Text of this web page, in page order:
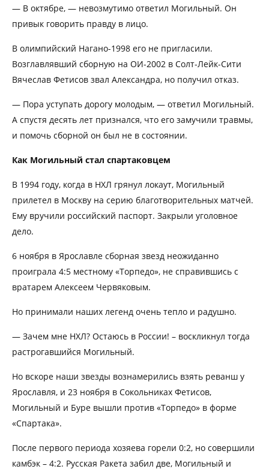
— В октябре, — невозмутимо ответил Могильный. Он
привык говорить правду в лицо.
В олимпийский Нагано-1998 его не пригласили.
Возглавлявший сборную на ОИ-2002 в Солт-Лейк-Сити
Вячеслав Фетисов звал Александра, но получил отказ.
— Пора уступать дорогу молодым, — ответил Могильный.
А спустя десять лет признался, что его замучили травмы,
и помочь сборной он был не в состоянии.
Как Могильный стал спартаковцем
В 1994 году, когда в НХЛ грянул локаут, Могильный
прилетел в Москву на серию благотворительных матчей.
Ему вручили российский паспорт. Закрыли уголовное
дело.
6 ноября в Ярославле сборная звезд неожиданно
проиграла 4:5 местному «Торпедо», не справившись с
вратарем Алексеем Червяковым.
Но принимали наших легенд очень тепло и радушно.
— Зачем мне НХЛ? Остаюсь в России! – воскликнул тогда
растрогавшийся Могильный.
Но вскоре наши звезды вознамерились взять реванш у
Ярославля, и 23 ноября в Сокольниках Фетисов,
Могильный и Буре вышли против «Торпедо» в форме
«Спартака».
После первого периода хозяева горели 0:2, но совершили
камбэк – 4:2. Русская Ракета забил две, Могильный и